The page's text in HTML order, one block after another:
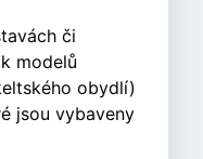
či
modelů
obydlí)
jsou vybaveny